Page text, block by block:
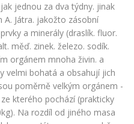
jednou za dva týdny. jinak
Játra. jakožto zásobní
a minerály (draslík. fluor.
měď. zinek. železo. sodík.
orgánem mnoha živin. a
velmi bohatá a obsahují jich
poměrně velkým orgánem -
kterého pochází (prakticky
Na rozdíl od jiného masa